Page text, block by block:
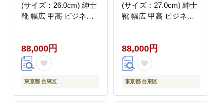
(サイズ：26.0cm) 紳士
靴 幅広 甲高 ビジネス
ポン 牛革
88,000円
東京都 台東区
(サイズ：27.0cm) 紳士
靴 幅広 甲高 ビジネス
ポン 牛革
88,000円
東京都 台東区